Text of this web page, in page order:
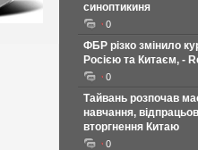
синоптикиня
0
ФБР різко змінило
Росією та Китаєм, -
0
Тайвань розпочав
навчання,
вторгнення Китаю
0